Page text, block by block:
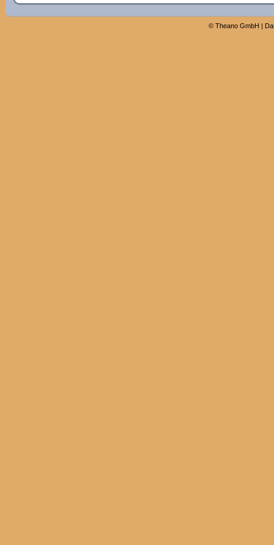
© Theano GmbH |